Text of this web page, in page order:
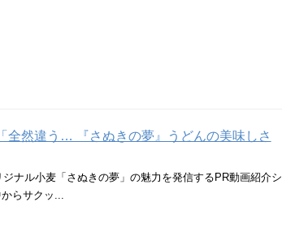
全然違う… 『さぬきの夢』うどんの美味しさ
ナル小麦「さぬきの夢」の魅力を発信するPR動画紹介シ
らサクッ...